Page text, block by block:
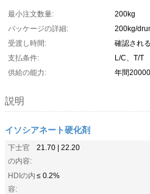
最小注文数量:
200kg
パッケージの詳細:
200kg/
受渡し時間:
確認され
支払条件:
L/C、T/T
供給の能力:
年間
説明
イソシアネート硬化剤
下士官
の内容:
21.70 | 22.20
HDIの内
容:
≤ 0.2%